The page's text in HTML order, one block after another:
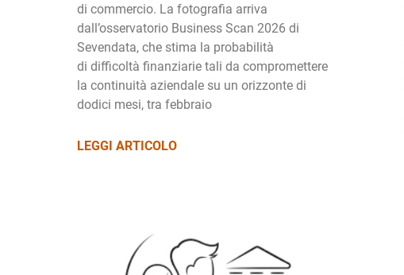
di commercio. La fotografia arriva
dall’osservatorio Business Scan 2026 di
Sevendata, che stima la probabilità
di difficoltà finanziarie tali da compromettere
la continuità aziendale su un orizzonte di
dodici mesi, tra febbraio
LEGGI ARTICOLO